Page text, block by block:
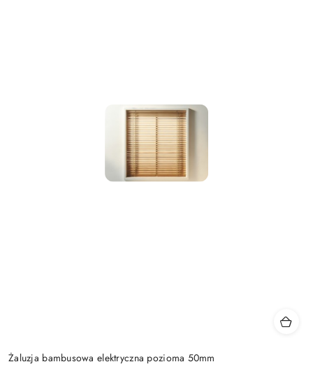
Żaluzja bambusowa elektryczna pozioma 50mm